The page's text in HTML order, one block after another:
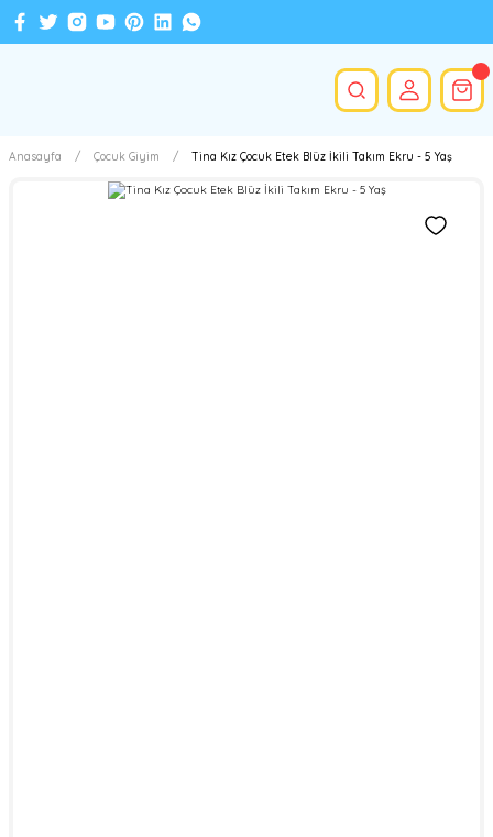
Anasayfa Çocuk Giyim Tina Kız Çocuk Etek Blüz İkili Takım Ekru - 5 Yaş